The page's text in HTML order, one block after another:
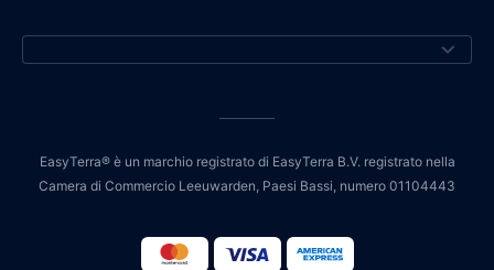
EasyTerra® è un marchio registrato di EasyTerra B.V. registrato nella
Camera di Commercio Leeuwarden, Paesi Bassi, numero 01104443